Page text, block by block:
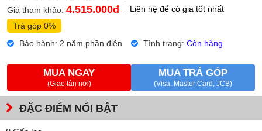
Giá tham khảo: 4.515.000đ
Liên hệ để có giá tốt nhất
Trả góp 0%
Bảo hành: 2 năm phần điện
Tình trạng: Còn hàng
MUA NGAY
(Giao tận nơi)
MUA TRẢ GÓP
(Visa, Master Card, JCB)
ĐẶC ĐIỂM NỔI BẬT